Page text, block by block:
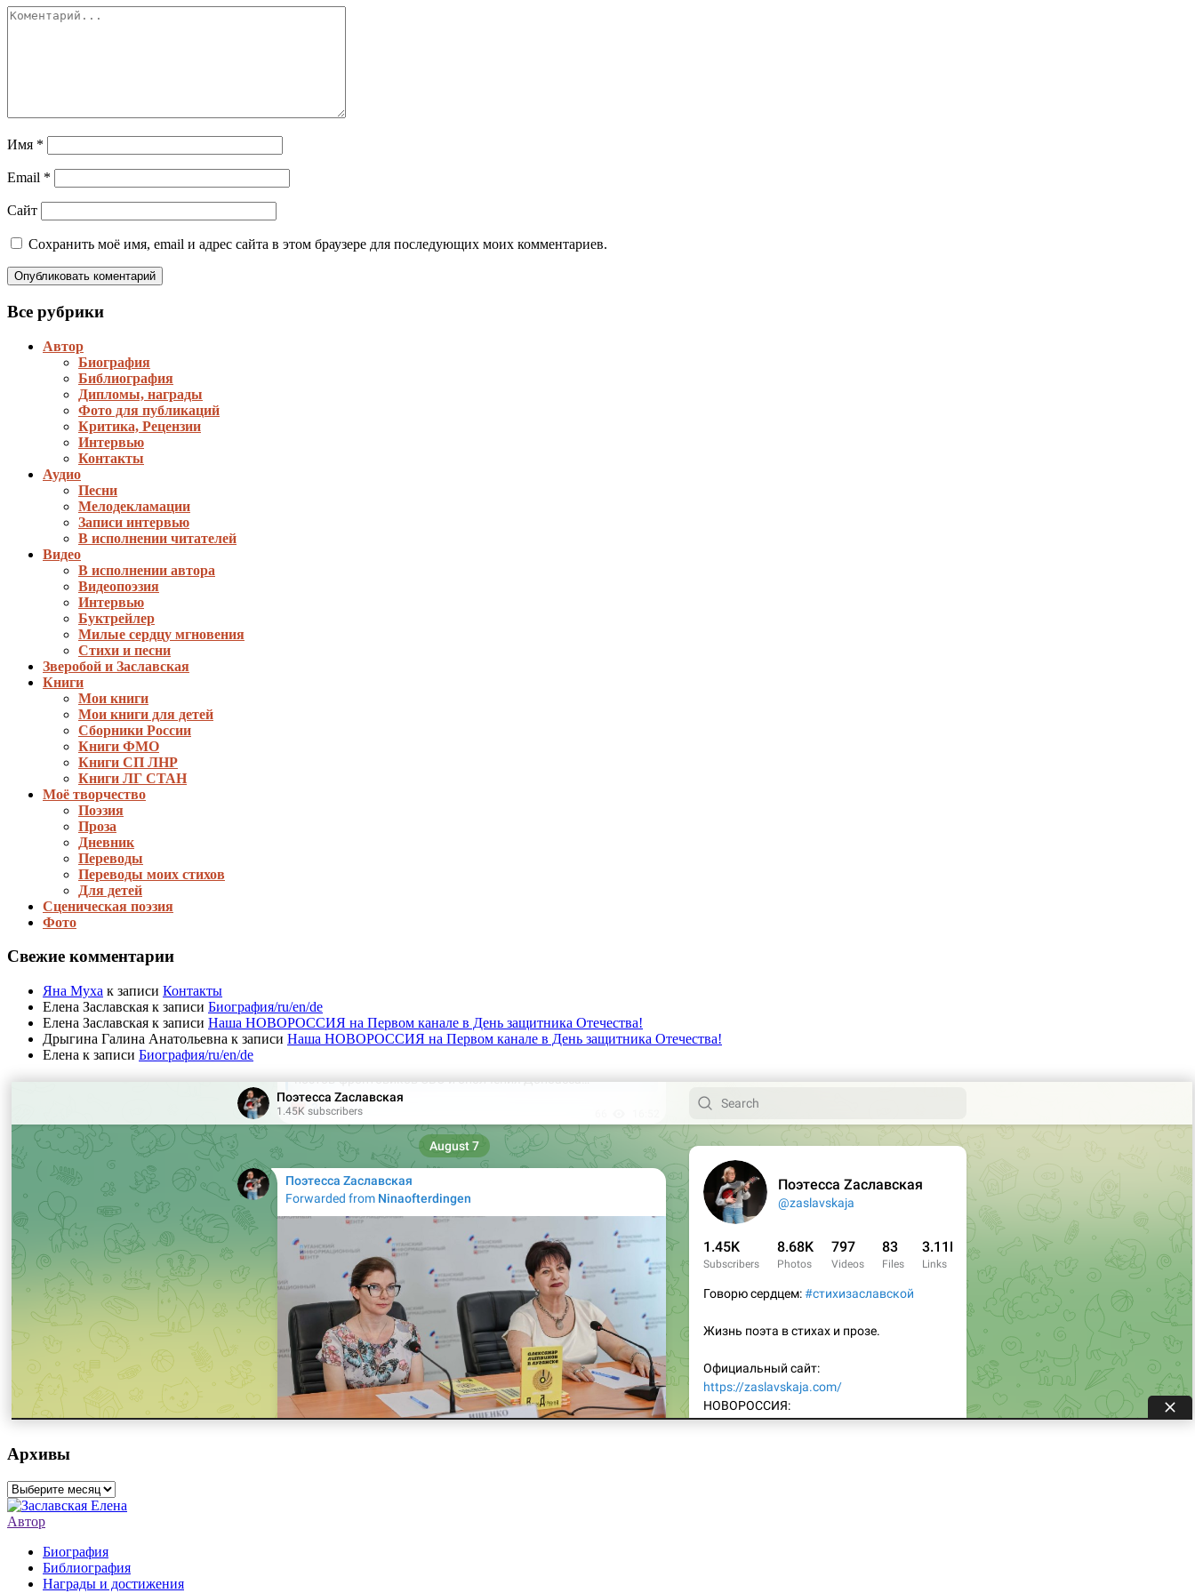
Имя *
Email *
Сайт
Сохранить моё имя, email и адрес сайта в этом браузере для последующих моих комментариев.
Все рубрики
Автор
Биография
Библиография
Дипломы, награды
Фото для публикаций
Критика, Рецензии
Интервью
Контакты
Аудио
Песни
Мелодекламации
Записи интервью
В исполнении читателей
Видео
В исполнении автора
Видеопоэзия
Интервью
Буктрейлер
Милые сердцу мгновения
Стихи и песни
Зверобой и Заславская
Книги
Мои книги
Мои книги для детей
Сборники России
Книги ФМО
Книги СП ЛНР
Книги ЛГ СТАН
Моё творчество
Поэзия
Проза
Дневник
Переводы
Переводы моих стихов
Для детей
Сценическая поэзия
Фото
Свежие комментарии
Яна Муха к записи Контакты
Елена Заславская к записи Биография/ru/en/de
Елена Заславская к записи Наша НОВОРОССИЯ на Первом канале в День защитника Отечества!
Дрыгина Галина Анатольевна к записи Наша НОВОРОССИЯ на Первом канале в День защитника Отечества!
Елена к записи Биография/ru/en/de
Архивы
Архивы
Автор
Биография
Библиография
Награды и достижения